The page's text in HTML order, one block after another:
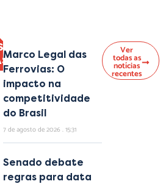
Marco Legal das
Ferrovias: O
impacto na
competitividade
do Brasil
7 de agosto de 2026 15:31
Senado debate
regras para data
Ver
todas as
notícias
recentes